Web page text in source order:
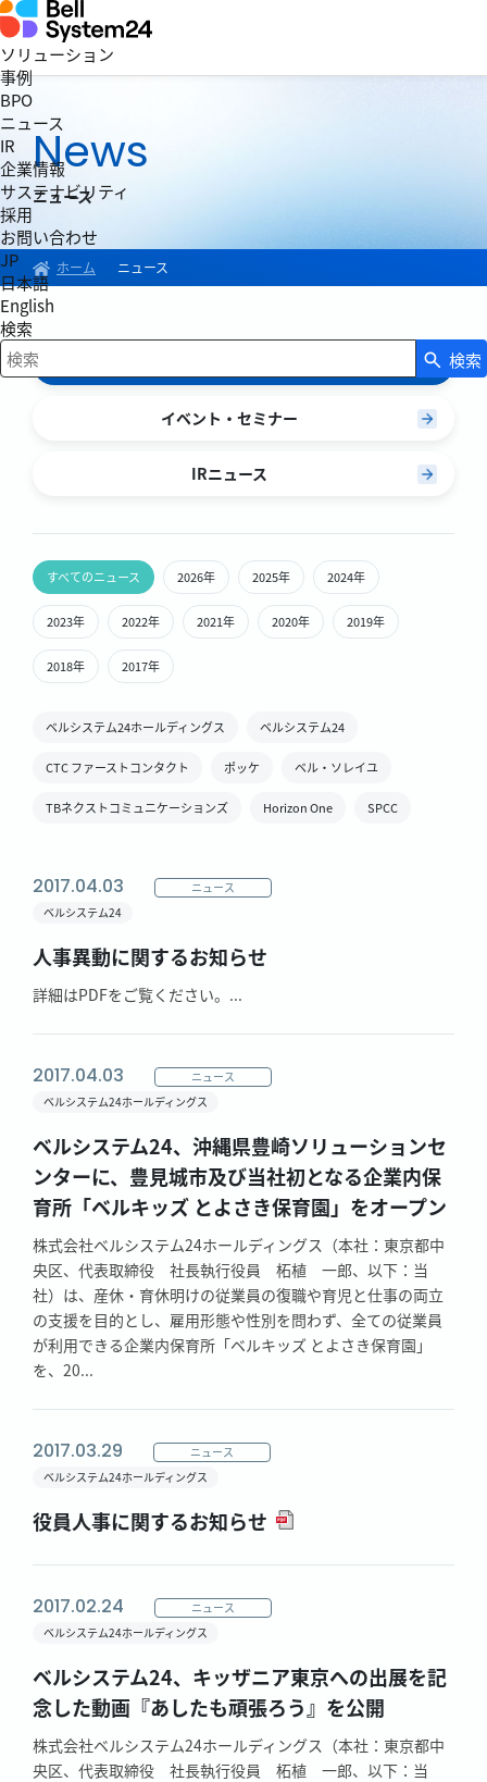
ソリューション
事例
BPO
ニュース
IR
企業情報
サステナビリティ
採用
お問い合わせ
JP
日本語
English
検索
検索キーワード入力
検索
News
ニュース
ホーム ニュース
イベント・セミナー
IRニュース
すべてのニュース 2026年 2025年 2024年
2023年 2022年 2021年 2020年 2019年
2018年 2017年
ベルシステム24ホールディングス ベルシステム24
CTC ファーストコンタクト ポッケ ベル・ソレイユ
TBネクストコミュニケーションズ Horizon One SPCC
2017.04.03
ニュース
ベルシステム24
人事異動に関するお知らせ
詳細はPDFをご覧ください。...
2017.04.03
ニュース
ベルシステム24ホールディングス
ベルシステム24、沖縄県豊崎ソリューションセ
ンターに、豊見城市及び当社初となる企業内保
育所「ベルキッズ とよさき保育園」をオープン
株式会社ベルシステム24ホールディングス（本社：東京都中
央区、代表取締役 社長執行役員 柘植 一郎、以下：当
社）は、産休・育休明けの従業員の復職や育児と仕事の両立
の支援を目的とし、雇用形態や性別を問わず、全ての従業員
が利用できる企業内保育所「ベルキッズ とよさき保育園」
を、20...
2017.03.29
ニュース
ベルシステム24ホールディングス
役員人事に関するお知らせ
2017.02.24
ニュース
ベルシステム24ホールディングス
ベルシステム24、キッザニア東京への出展を記
念した動画『あしたも頑張ろう』を公開
株式会社ベルシステム24ホールディングス（本社：東京都中
央区、代表取締役 社長執行役員 柘植 一郎、以下：当